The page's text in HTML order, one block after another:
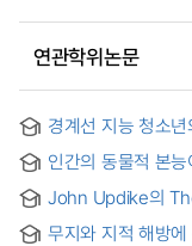
연관학위논문
경계선 지능 청소
Therapy in
인간의 동물적 본
sculptural works
inspired
John Updike의
무지와 지적 해방에